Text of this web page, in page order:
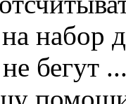
набор
бегут